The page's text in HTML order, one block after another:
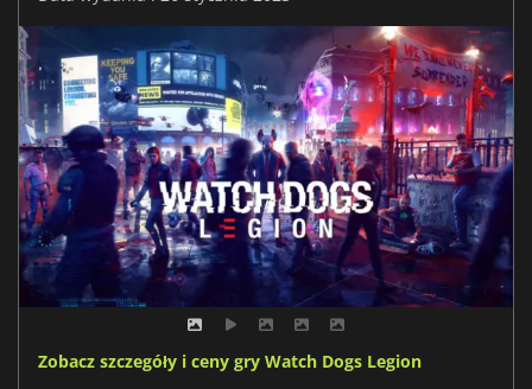
Zobacz szczegóły i ceny gry Watch Dogs Legion